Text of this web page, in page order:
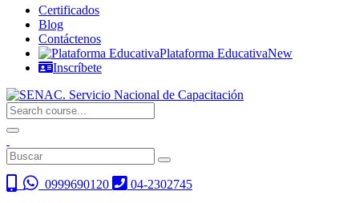
Certificados
Blog
Contáctenos
Plataforma EducativaNew
Inscríbete
0999690120
04-2302745